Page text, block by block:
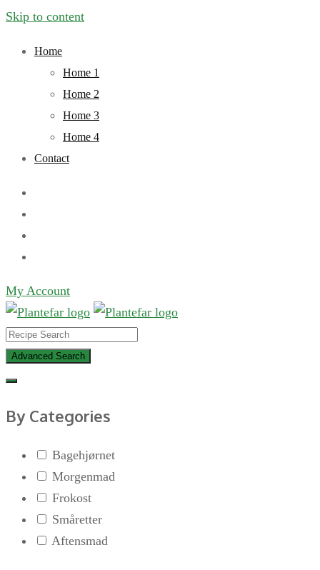
Skip to content
Home
Home 1
Home 2
Home 3
Home 4
Contact
My Account
Advanced Search
By Categories
Bagehjørnet
Morgenmad
Frokost
Småretter
Aftensmad